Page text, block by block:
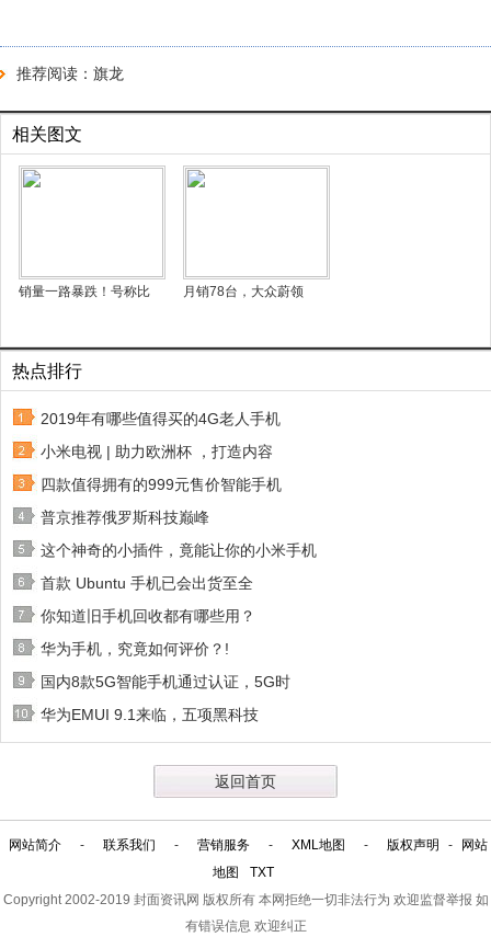
推荐阅读： 旗龙
相关图文
销量一路暴跌！号称比 月销78台，大众蔚领
热点排行
2019年有哪些值得买的4G老人手机
小米电视 | 助力欧洲杯 ，打造内容
四款值得拥有的999元售价智能手机
普京推荐俄罗斯科技巅峰
这个神奇的小插件，竟能让你的小米手机
首款 Ubuntu 手机已会出货至全
你知道旧手机回收都有哪些用？
华为手机，究竟如何评价？!
国内8款5G智能手机通过认证，5G时
华为EMUI 9.1来临，五项黑科技
返回首页
网站简介 - 联系我们 - 营销服务 - XML地图 - 版权声明 -
网站
地图
TXT
Copyright 2002-2019 封面资讯网 版权所有 本网拒绝一切非法行为 欢迎监督举报 如
有错误信息 欢迎纠正